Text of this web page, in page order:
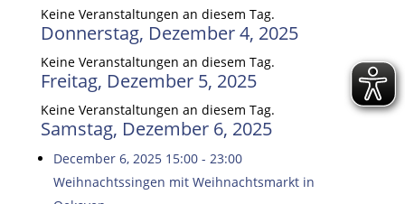
Keine Veranstaltungen an diesem Tag.
Donnerstag, Dezember 4, 2025
Keine Veranstaltungen an diesem Tag.
Freitag, Dezember 5, 2025
Keine Veranstaltungen an diesem Tag.
Samstag, Dezember 6, 2025
December 6, 2025 15:00 - 23:00
Weihnachtssingen mit Weihnachtsmarkt in